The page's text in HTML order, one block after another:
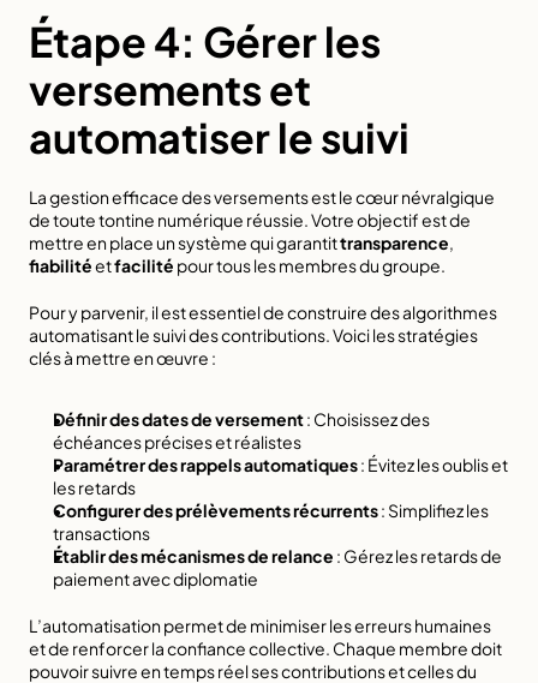
Étape 4: Gérer les
versements et
automatiser le suivi
La gestion efficace des versements est le cœur névralgique
de toute tontine numérique réussie. Votre objectif est de
mettre en place un système qui garantit transparence
fiabilité et facilité pour tous les membres du groupe.
Pour y parvenir, il est essentiel de construire des algorithmes
automatisant le suivi des contributions. Voici les stratégies
clés à mettre en œuvre :
Définir des dates de versement : Choisissez des
échéances précises et réalistes
Paramétrer des rappels automatiques : Évitez les oublis et
les retards
Configurer des prélèvements récurrents : Simplifiez les
transactions
Établir des mécanismes de relance : Gérez les retards de
paiement avec diplomatie
L’automatisation permet de minimiser les erreurs humaines
et de renforcer la confiance collective. Chaque membre doit
pouvoir suivre en temps réel ses contributions et celles du